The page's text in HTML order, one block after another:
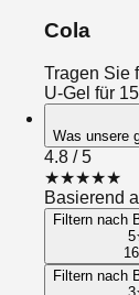
Cola
Tragen Sie
U-Gel für
Was unsere
4.8 / 5
★★★★★
Basierend
Filtern nach
5
Filtern nach